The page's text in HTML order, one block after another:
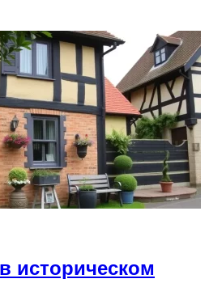
историческом